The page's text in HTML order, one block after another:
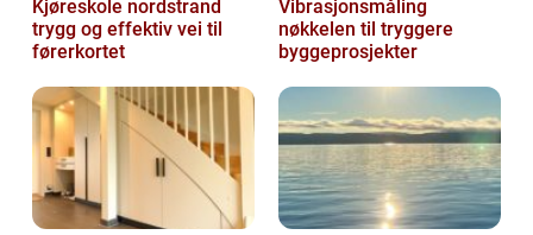
Kjøreskole nordstrand
trygg og effektiv vei til
førerkortet
Vibrasjonsmåling
nøkkelen til tryggere
byggeprosjekter